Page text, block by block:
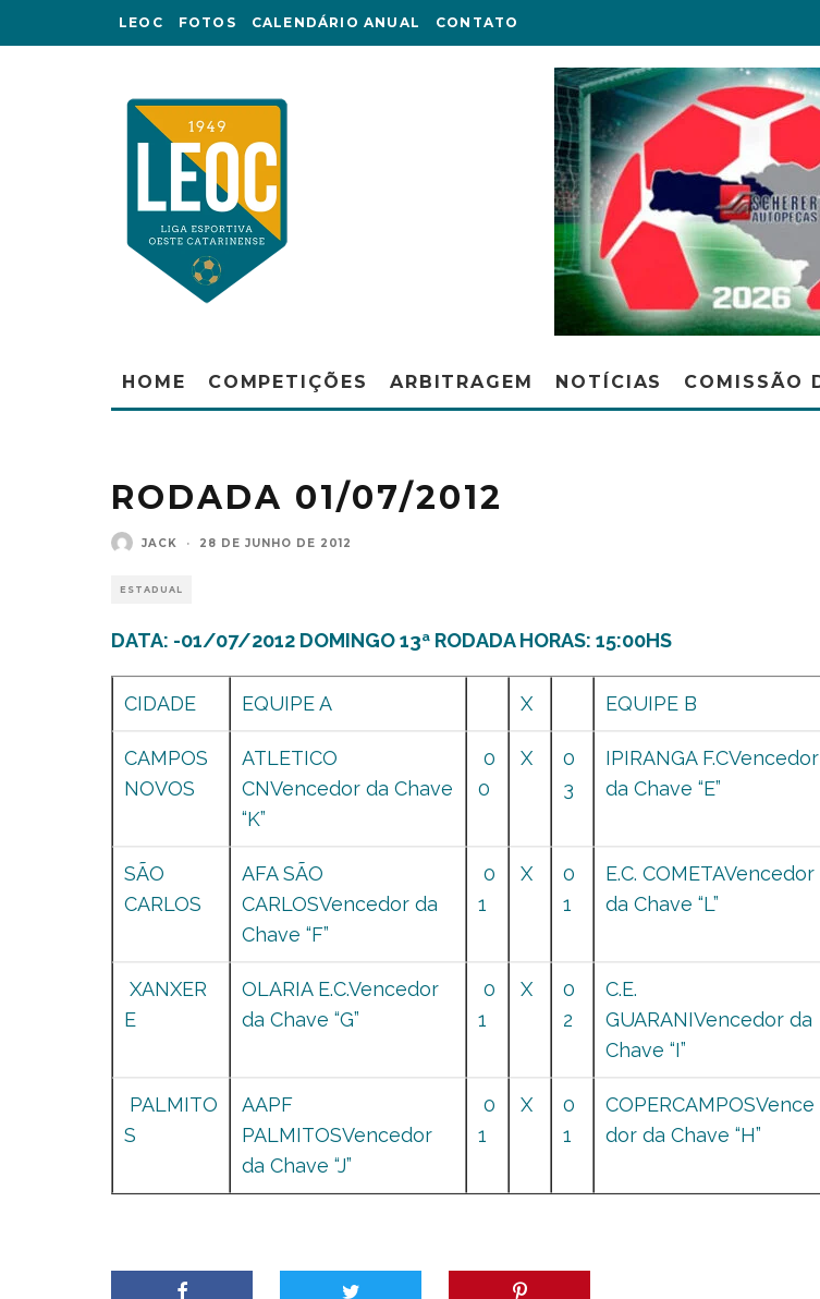
LEOC FOTOS CALENDÁRIO ANUAL CONTATO
HOME COMPETIÇÕES ARBITRAGEM NOTÍCIAS COMISSÃO
RODADA 01/07/2012
JACK · 28 DE JUNHO DE 2012
ESTADUAL
DATA: -01/07/2012 DOMINGO 13ª RODADA HORAS: 15:00HS
CIDADE EQUIPE A X EQUIPE B
CAMPOS
NOVOS
ATLETICO
CNVencedor da Chave
“K”
0
0
X
0
3
IPIRANGA F.CVencedor
da Chave “E”
SÃO
CARLOS
AFA SÃO
CARLOSVencedor da
Chave “F”
0
1
X
0
1
E.C. COMETAVencedor
da Chave “L”
XANXER
E
OLARIA E.C.Vencedor
da Chave “G”
0
1
X
0
2
C.E.
GUARANIVencedor da
Chave “I”
PALMITO
S
AAPF
PALMITOSVencedor
da Chave “J”
0
1
X
0
1
COPERCAMPOSVence
dor da Chave “H”